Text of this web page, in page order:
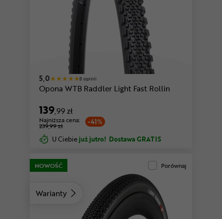
5,0 8 opinii
Opona WTB Raddler Light Fast Rollin
139,99 zł
-41%
Najniższa cena:
239,99 zł
U Ciebie już jutro! Dostawa GRATIS
Warianty
NOWOŚĆ Porównaj